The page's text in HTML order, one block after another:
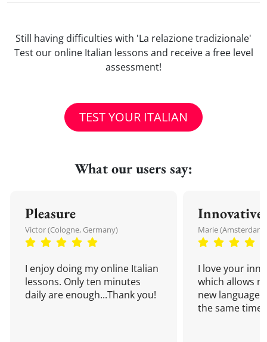
Still having difficulties with 'La relazione tradizionale'
Test our online Italian lessons and receive a free level
assessment!
TEST YOUR ITALIAN
What our users say:
Pleasure
Victor (Cologne, Germany)
I enjoy doing my online Italian
lessons. Only ten minutes
daily are enough...Thank you!
Innovative
Marie
I love your
which allows
new language
the same time!